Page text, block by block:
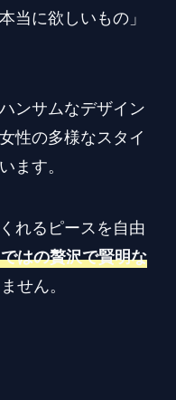
当に欲しいもの」
ンサムなデザイン
性の多様なスタイ
ます。
れるピースを自由
はの贅沢で賢明な
せん。